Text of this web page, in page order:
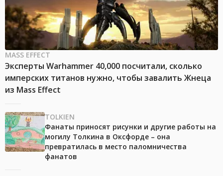
MASS EFFECT
Эксперты Warhammer 40,000 посчитали, сколько
имперских титанов нужно, чтобы завалить Жнеца
из Mass Effect
TOLKIEN
Фанаты приносят рисунки и другие работы на
могилу Толкина в Оксфорде – она
превратилась в место паломничества
фанатов